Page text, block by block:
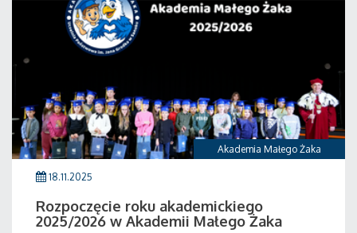
Akademia Małego Żaka
18.11.2025
Rozpoczęcie roku akademickiego
2025/2026 w Akademii Małego Żaka